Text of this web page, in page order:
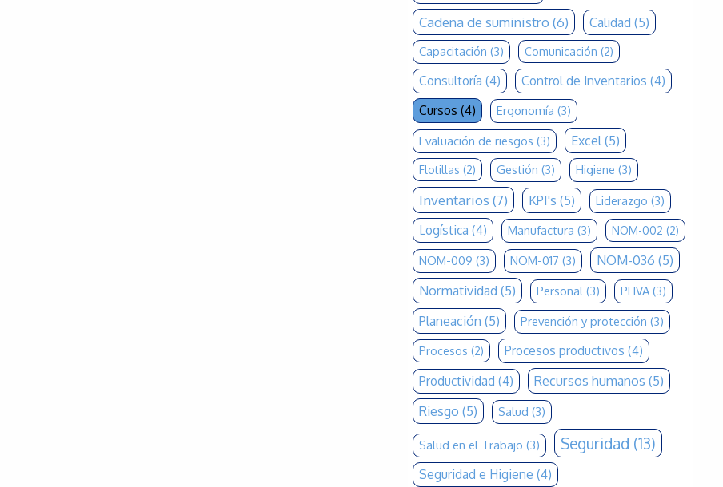
Cadena de suministro (6) Calidad (5)
Capacitación (3) Comunicación (2)
Consultoría (4) Control de Inventarios (4)
Cursos (4) Ergonomía (3)
Evaluación de riesgos (3) Excel (5)
Flotillas (2) Gestión (3) Higiene (3)
Inventarios (7) KPI's (5) Liderazgo (3)
Logística (4) Manufactura (3) NOM-002 (2)
NOM-009 (3) NOM-017 (3) NOM-036 (5)
Normatividad (5) Personal(3) PHVA(3)
Planeación (5) Prevención y protección (3)
Procesos (2) Procesos productivos (4)
Productividad (4) Recursos humanos (5)
Riesgo (5) Salud (3)
Salud en el Trabajo (3) Seguridad (13)
Seguridad e Higiene (4)